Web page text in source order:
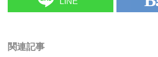
関連記事